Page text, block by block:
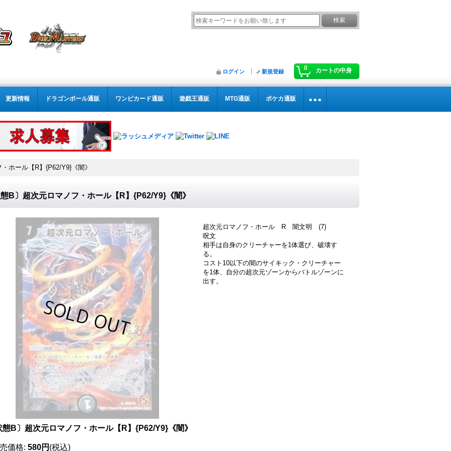
0 カートの中身
ログイン 新規登録
更新情報 ドラゴンボール通販 ワンピカード通販 遊戯王通販 MTG通販 ポケカ通販
ホール【R】{P62/Y9}《闇》
B〕超次元ロマノフ・ホール【R】{P62/Y9}《闇》
超次元ロマノフ・ホール R 闇文明 (7)
呪文
相手は自身のクリーチャーを1体選び、破壊す
る。
コスト10以下の闇のサイキック・クリーチャー
を1体、自分の超次元ゾーンからバトルゾーンに
出す。
態B〕超次元ロマノフ・ホール【R】{P62/Y9}《闇》
価格: 580円 (税込)